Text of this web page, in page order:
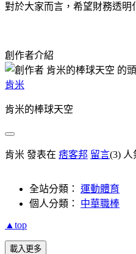
對於大家而言，希望財務透明
創作者介紹
肯米
肯米的棒球天空
肯米 發表在 痞客邦 留言(3) 人
全站分類： 運動體育
個人分類： 中華職棒
▲top
載入更多